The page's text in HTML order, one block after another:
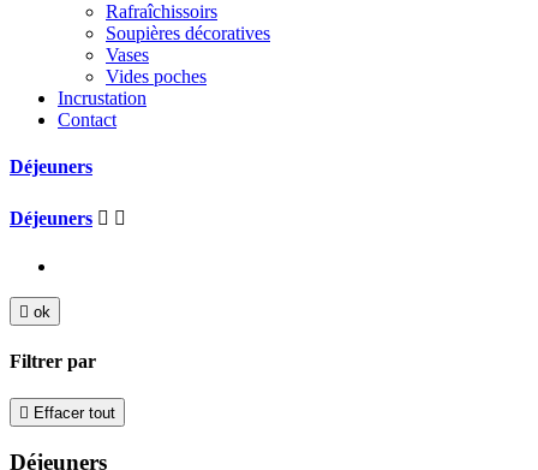
Rafraîchissoirs
Soupières décoratives
Vases
Vides poches
Incrustation
Contact
Déjeuners
Déjeuners  
 ok
Filtrer par
 Effacer tout
Déjeuners